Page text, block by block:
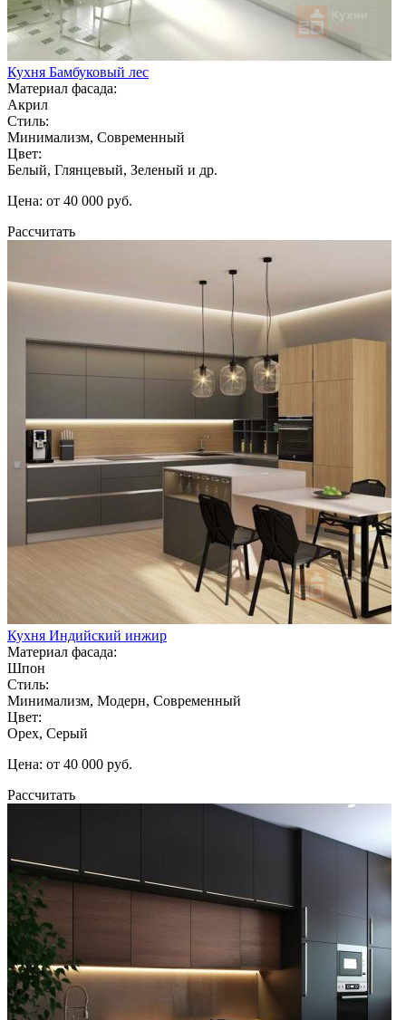
Кухня Бамбуковый лес
Материал фасада:
Акрил
Стиль:
Минимализм, Современный
Цвет:
Белый, Глянцевый, Зеленый и др.
Цена: от 40 000 руб.
Рассчитать
Кухня Индийский инжир
Материал фасада:
Шпон
Стиль:
Минимализм, Модерн, Современный
Цвет:
Орех, Серый
Цена: от 40 000 руб.
Рассчитать